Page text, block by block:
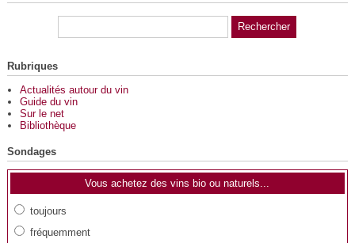
Rubriques
Actualités autour du vin
Guide du vin
Sur le net
Bibliothèque
Sondages
Vous achetez des vins bio ou naturels...
toujours
fréquemment